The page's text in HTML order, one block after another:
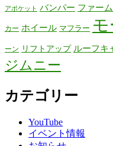
アポケット バンパー ファー
カー ホイール マフラー
ーン リフトアップ ルーフキ
ジムニー
カテゴリー
YouTube
イベント情報